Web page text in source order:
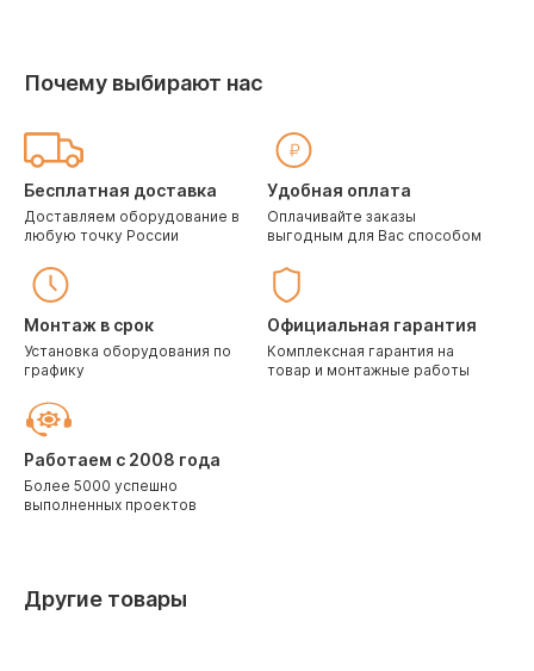
Почему выбирают нас
Бесплатная доставка
Доставляем оборудование в
любую точку России
Удобная оплата
Оплачивайте заказы
выгодным для Вас способом
Монтаж в срок
Установка оборудования по
графику
Официальная гарантия
Комплексная гарантия на
товар и монтажные работы
Работаем с 2008 года
Более 5000 успешно
выполненных проектов
Другие товары